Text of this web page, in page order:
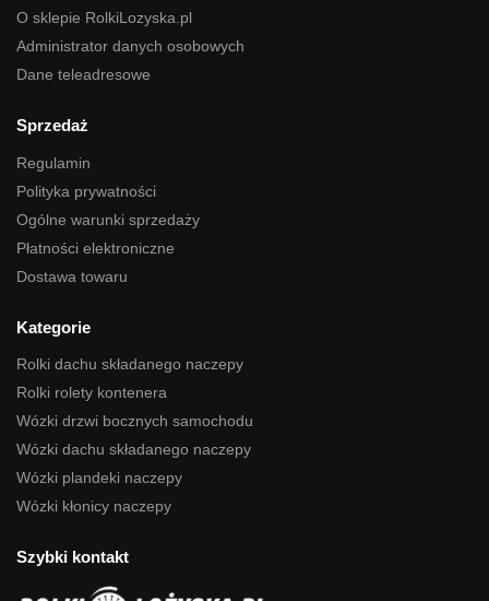
O sklepie RolkiLozyska.pl
Administrator danych osobowych
Dane teleadresowe
Sprzedaż
Regulamin
Polityka prywatności
Ogólne warunki sprzedaży
Płatności elektroniczne
Dostawa towaru
Kategorie
Rolki dachu składanego naczepy
Rolki rolety kontenera
Wózki drzwi bocznych samochodu
Wózki dachu składanego naczepy
Wózki plandeki naczepy
Wózki kłonicy naczepy
Szybki kontakt